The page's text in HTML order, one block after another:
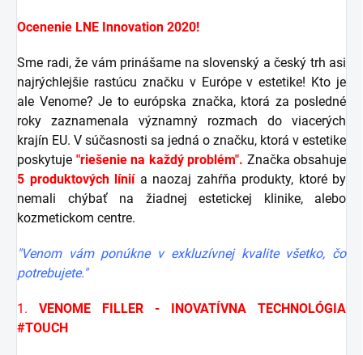
Ocenenie LNE Innovation 2020!
Sme radi, že vám prinášame na slovenský a český trh asi
najrýchlejšie rastúcu značku v Európe v estetike! Kto je
ale Venome? Je to európska značka, ktorá za posledné
roky zaznamenala významný rozmach do viacerých
krajín EU. V súčasnosti sa jedná o značku, ktorá v estetike
poskytuje "riešenie na každý problém". Značka obsahuje
5 produktových línií a naozaj zahŕňa produkty, ktoré by
nemali chýbať na žiadnej estetickej klinike, alebo
kozmetickom centre.
"Venom vám ponúkne v exkluzívnej kvalite všetko, čo
potrebujete."
1. VENOME FILLER - INOVATÍVNA TECHNOLÓGIA
#TOUCH